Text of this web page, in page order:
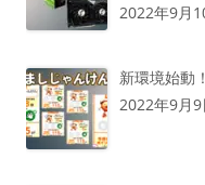
2022年9月
新環境始動
2022年9月9